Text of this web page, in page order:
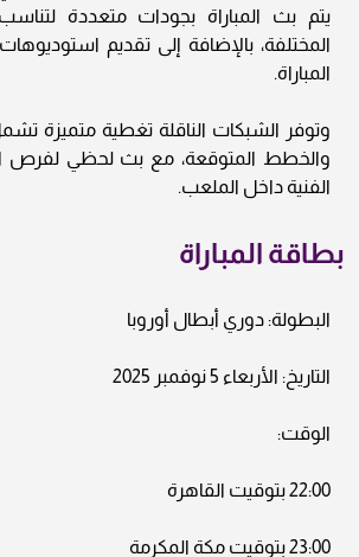
يتم بث المباراة بجودات متعددة
المختلفة، بالإضافة إلى تقديم
المباراة.
وتوفر الشبكات الناقلة تغطية متميزة
والخطط المتوقعة، مع بث لحظي لفرص
الفنية داخل الملعب.
بطاقة المباراة
البطولة: دوري أبطال أوروبا
التاريخ: الأربعاء 5 نوفمبر 2025
الوقت:
22:00 بتوقيت القاهرة
23:00 بتوقيت مكة المكرمة